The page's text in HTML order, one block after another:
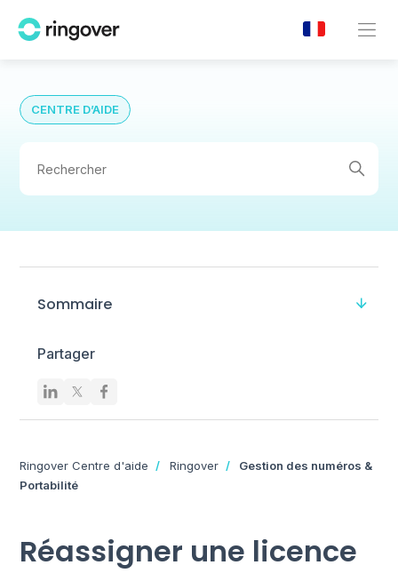
CENTRE D’AIDE
Sommaire
Partager
Ringover Centre d'aide Ringover
Gestion des numéros &
Portabilité
Réassigner une licence